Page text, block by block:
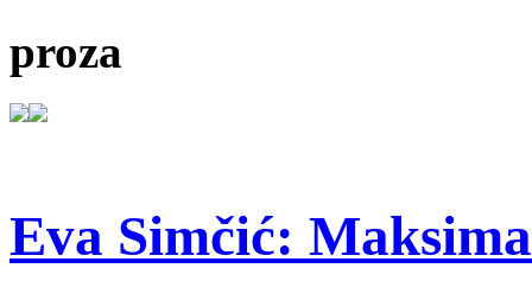
proza
Eva Simčić: